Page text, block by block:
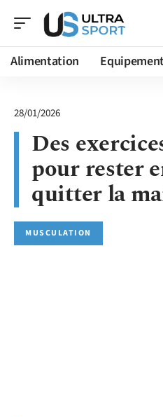
Alimentation
28/01/2026
Des
pour rester
quitter la
MUSCULATION